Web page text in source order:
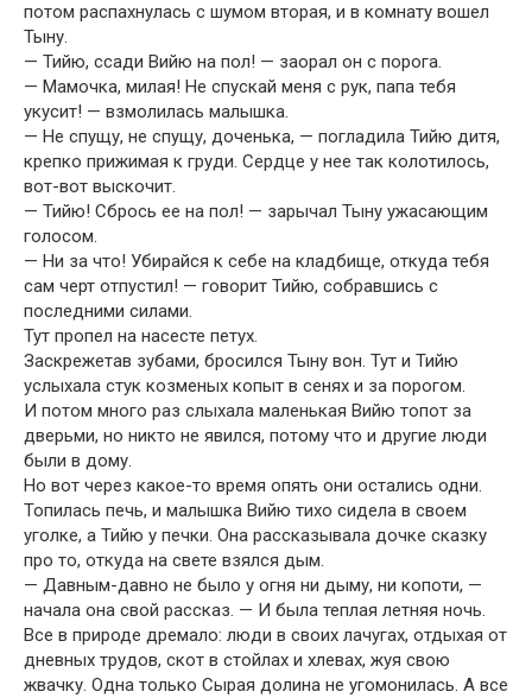
потом распахнулась с шумом вторая, и в комнату вошел
Тыну.
— Тийю, ссади Вийю на пол! — заорал он с порога.
— Мамочка, милая! Не спускай меня с рук, папа тебя
укусит! — взмолилась малышка.
— Не спущу, не спущу, доченька, — погладила Тийю дитя,
крепко прижимая к груди. Сердце у нее так колотилось,
вот-вот выскочит.
— Тийю! Сбрось ее на пол! — зарычал Тыну ужасающим
голосом.
— Ни за что! Убирайся к себе на кладбище, откуда тебя
сам черт отпустил! — говорит Тийю, собравшись с
последними силами.
Тут пропел на насесте петух.
Заскрежетав зубами, бросился Тыну вон. Тут и Тийю
услыхала стук козменых копыт в сенях и за порогом.
И потом много раз слыхала маленькая Вийю топот за
дверьми, но никто не явился, потому что и другие люди
были в дому.
Но вот через какое-то время опять они остались одни.
Топилась печь, и малышка Вийю тихо сидела в своем
уголке, а Тийю у печки. Она рассказывала дочке сказку
про то, откуда на свете взялся дым.
— Давным-давно не было у огня ни дыму, ни копоти, —
начала она свой рассказ. — И была теплая летняя ночь.
Все в природе дремало: люди в своих лачугах, отдыхая от
дневных трудов, скот в стойлах и хлевах, жуя свою
жвачку. Одна только Сырая долина не угомонилась. А все